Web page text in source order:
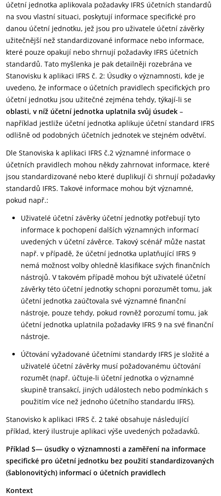
účetní jednotka aplikovala požadavky IFRS účetních standardů
na svou vlastní situaci, poskytují informace specifické pro
danou účetní jednotku, jež jsou pro uživatele účetní závěrky
užitečnější než standardizované informace nebo informace,
které pouze opakují nebo shrnují požadavky IFRS účetních
standardů. Tato myšlenka je pak detailněji rozebrána ve
Stanovisku k aplikaci IFRS č. 2: Úsudky o významnosti, kde je
uvedeno, že informace o účetních pravidlech specifických pro
účetní jednotku jsou užitečné zejména tehdy, týkají-li se
oblasti, v níž účetní jednotka uplatnila svůj úsudek –
například jestliže účetní jednotka aplikuje účetní standard IFRS
odlišně od podobných účetních jednotek ve stejném odvětví.
Dle Stanoviska k aplikaci IFRS č.2 významné informace o
účetních pravidlech mohou někdy zahrnovat informace, které
jsou standardizované nebo které duplikují či shrnují požadavky
standardů IFRS. Takové informace mohou být významné,
pokud např.:
Uživatelé účetní závěrky účetní jednotky potřebují tyto
informace k pochopení dalších významných informací
uvedených v účetní závěrce. Takový scénář může nastat
např. v případě, že účetní jednotka uplatňující IFRS 9
nemá možnost volby ohledně klasifikace svých finančních
nástrojů. V takovém případě mohou být uživatelé účetní
závěrky této účetní jednotky schopni porozumět tomu, jak
účetní jednotka zaúčtovala své významné finanční
nástroje, pouze tehdy, pokud rovněž porozumí tomu, jak
účetní jednotka uplatnila požadavky IFRS 9 na své finanční
nástroje.
Účtování vyžadované účetními standardy IFRS je složité a
uživatelé účetní závěrky musí požadovanému účtování
rozumět (např. účtuje-li účetní jednotka o významné
skupině transakcí, jiných událostech nebo podmínkách s
použitím více než jednoho účetního standardu IFRS).
Stanovisko k aplikaci IFRS č. 2 také obsahuje následující
příklad, který ilustruje aplikaci výše uvedených požadavků.
Příklad S— úsudky o významnosti a zaměření na informace
specifické pro účetní jednotku bez použití standardizovaných
(šablonovitých) informací o účetních pravidlech
Kontext